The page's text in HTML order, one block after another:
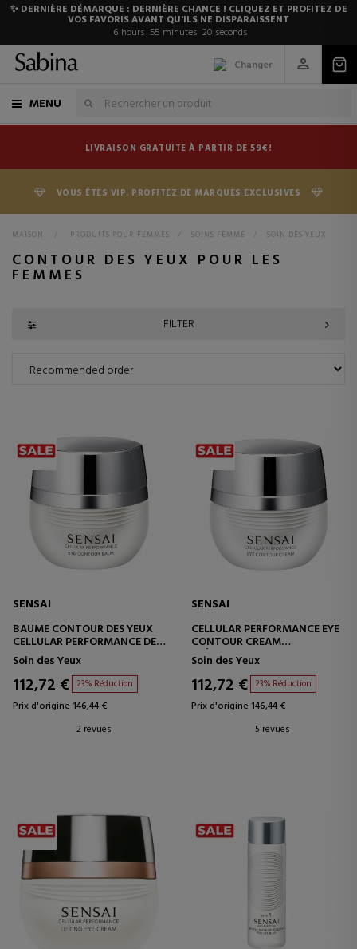
✨ DERNIÈRE DÉMARQUE : DERNIÈRE CHANCE ! CLIQUEZ ET PROFITEZ DE
VOS FAVORIS AVANT QU'ILS NE DISPARAISSENT
6 hours 55 minutes 19 seconds
Changer
MENU
LIVRAISON GRATUITE À PARTIR DE 59€!
VOUS ÊTES VIP. PROFITEZ DE MARQUES EXCLUSIVES
MAISON > PRODUITS POUR FEMMES > SOINS FEMME > SOIN DES YEUX
CONTOUR DES YEUX POUR LES
FEMMES
FILTER
SENSAI
BAUME CONTOUR DES YEUX
CELLULAR PERFORMANCE DE
KANEBO
BAUME CONTOUR DES YEUX
Soin des Yeux
112,72 € 23% Réduction
Prix d'origine 146,44 €
2 revues
SENSAI
CELLULAR PERFORMANCE EYE
CONTOUR CREAM
CRÈME CONTOUR DES YEUX
Soin des Yeux
112,72 € 23% Réduction
Prix d'origine 146,44 €
5 revues